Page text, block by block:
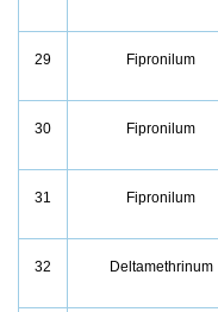
29 Fipronilum
30 Fipronilum
31 Fipronilum
32 Deltamethrinum